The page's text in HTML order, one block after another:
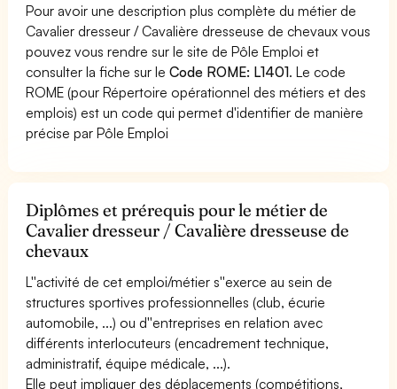
Pour avoir une description plus complète du métier de
Cavalier dresseur / Cavalière dresseuse de chevaux vous
pouvez vous rendre sur le site de Pôle Emploi et
consulter la fiche sur leCode ROME: L1401. Le code
ROME (pour Répertoire opérationnel des métiers et des
emplois) est un code qui permet d'identifier de manière
précise par Pôle Emploi
Diplômes et prérequis pour le métier de
Cavalier dresseur / Cavalière dresseuse de
chevaux
L''activité de cet emploi/métier s''exerce au sein de
structures sportives professionnelles (club, écurie
automobile, ...) ou d''entreprises en relation avec
différents interlocuteurs (encadrement technique,
administratif, équipe médicale, ...).
Elle peut impliquer des déplacements (compétitions,